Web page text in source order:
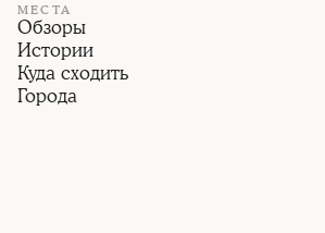
МЕСТА
Обзоры
Истории
Куда сходить
Города